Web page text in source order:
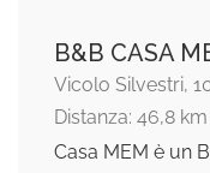
B&B CASA
Vicolo Silvestri,
Distanza: 46,8 km
Casa MEM è un